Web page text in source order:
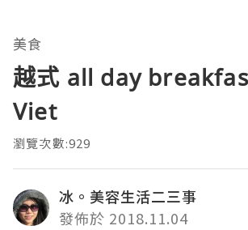
美食
越式 all day
Viet
瀏覽次數:929
冰。美容生活二三事
發佈於 2018.11.04